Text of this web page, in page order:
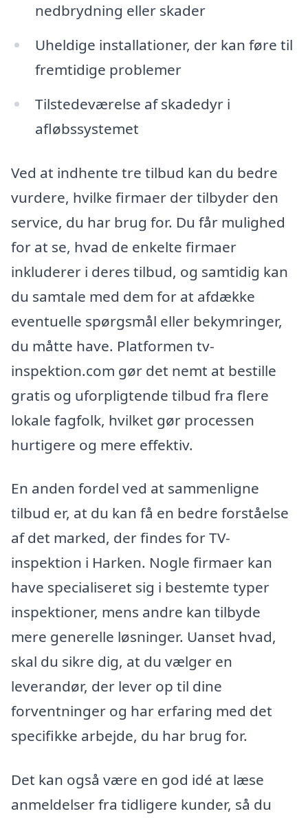
nedbrydning eller skader
Uheldige installationer, der kan føre til
fremtidige problemer
Tilstedeværelse af skadedyr i
afløbssystemet
Ved at indhente tre tilbud kan du bedre
vurdere, hvilke firmaer der tilbyder den
service, du har brug for. Du får mulighed
for at se, hvad de enkelte firmaer
inkluderer i deres tilbud, og samtidig kan
du samtale med dem for at afdække
eventuelle spørgsmål eller bekymringer,
du måtte have. Platformen tv-
inspektion.com gør det nemt at bestille
gratis og uforpligtende tilbud fra flere
lokale fagfolk, hvilket gør processen
hurtigere og mere effektiv.
En anden fordel ved at sammenligne
tilbud er, at du kan få en bedre forståelse
af det marked, der findes for TV-
inspektion i Harken. Nogle firmaer kan
have specialiseret sig i bestemte typer
inspektioner, mens andre kan tilbyde
mere generelle løsninger. Uanset hvad,
skal du sikre dig, at du vælger en
leverandør, der lever op til dine
forventninger og har erfaring med det
specifikke arbejde, du har brug for.
Det kan også være en god idé at læse
anmeldelser fra tidligere kunder, så du